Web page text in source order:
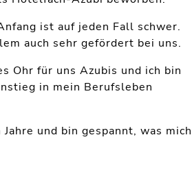
ist auf jeden Fall schwer.
auch sehr gefördert bei uns.
Ohr für uns Azubis und ich bin
in mein Berufsleben
und bin gespannt, was mich